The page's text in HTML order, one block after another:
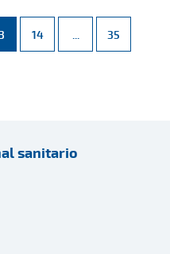
Use TAB para desplazarse.
Página
14 ... Páginas
Página
35
sanitario